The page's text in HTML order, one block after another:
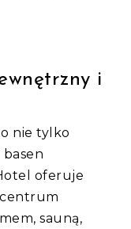
i
nie tylko
oferuje
centrum
sauną,